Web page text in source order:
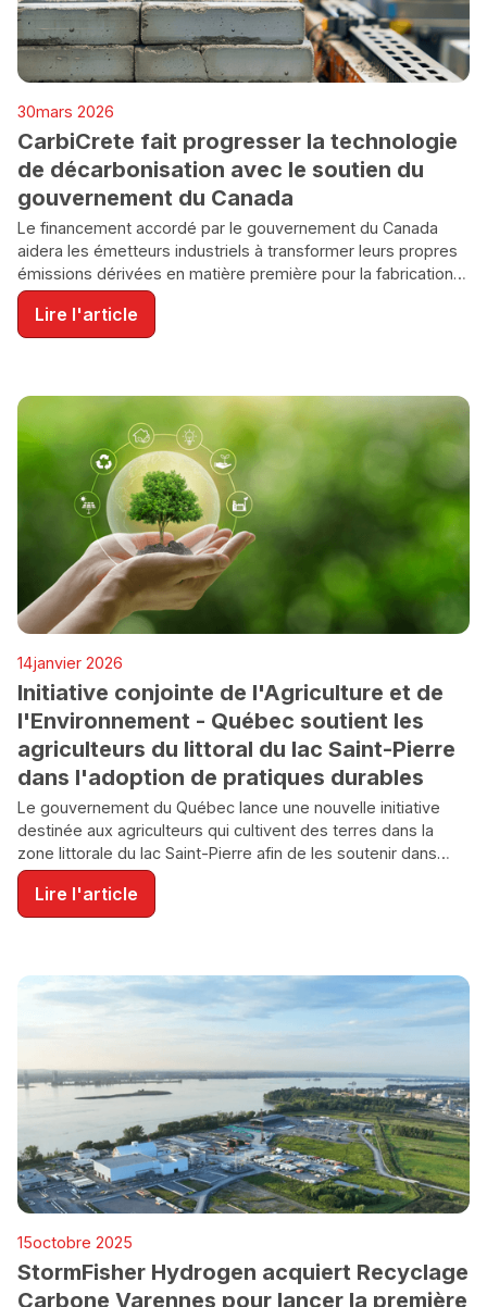
ENVIRONNEMENT
30mars 2026
CarbiCrete fait progresser la technologie
de décarbonisation avec le soutien du
gouvernement du Canada
Le financement accordé par le gouvernement du Canada
aidera les émetteurs industriels à transformer leurs propres
émissions dérivées en matière première pour la fabrication
de béton sans ciment.
Lire l'article
ENVIRONNEMENT
14janvier 2026
Initiative conjointe de l'Agriculture et de
l'Environnement - Québec soutient les
agriculteurs du littoral du lac Saint-Pierre
dans l'adoption de pratiques durables
Le gouvernement du Québec lance une nouvelle initiative
destinée aux agriculteurs qui cultivent des terres dans la
zone littorale du lac Saint-Pierre afin de les soutenir dans
l'adoption de pratiques agroenvironnementales et d'assurer
la pérennité de leurs activités agricoles.
Lire l'article
FUSION / ACQUISITION
15octobre 2025
StormFisher Hydrogen acquiert Recyclage
Carbone Varennes pour lancer la première